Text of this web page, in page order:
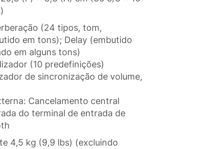
(24 tipos, tom,
em tons); Delay (embutido
em alguns tons)
(10 predefinições)
de sincronização de volume,
Cancelamento central
do terminal de entrada de
4,5 kg (9,9 lbs) (excluindo